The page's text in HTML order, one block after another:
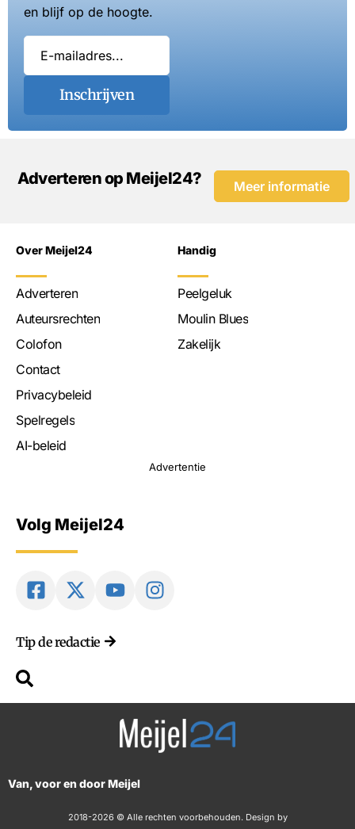
en blijf op de hoogte.
Inschrijven
Adverteren op Meijel24? Meer informatie
Over Meijel24
Adverteren
Auteursrechten
Colofon
Contact
Privacybeleid
Spelregels
AI-beleid
Handig
Peelgeluk
Moulin Blues
Zakelijk
Advertentie
Volg Meijel24
Tip de redactie
Van, voor en door Meijel
2018-2026 © Alle rechten voorbehouden. Design by